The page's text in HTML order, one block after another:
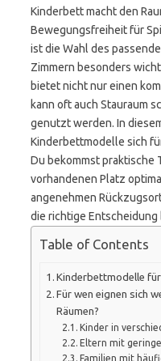
Kinderbett macht den
Bewegungsfreiheit für
ist die Wahl des
Zimmern besonders
bietet nicht nur einen
kann oft auch Stauraum
genutzt werden. In
Kinderbettmodelle sich
Du bekommst praktische
vorhandenen Platz
angenehmen
die richtige
Table of Contents
Kinderbettmodelle für
Für wen eignen sich
Räumen?
Kinder in
Eltern mit
Familien mit